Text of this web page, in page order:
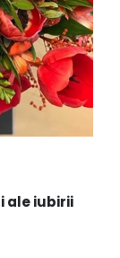
ale iubirii